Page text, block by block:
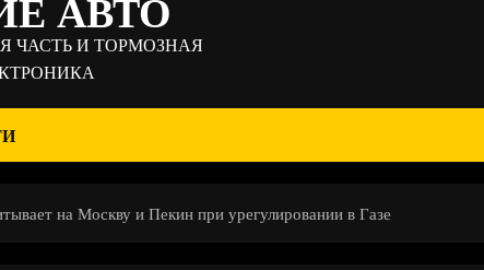
ЧАСТЬ И ТОРМОЗНАЯ
на Москву и Пекин при урегулировании в Газе